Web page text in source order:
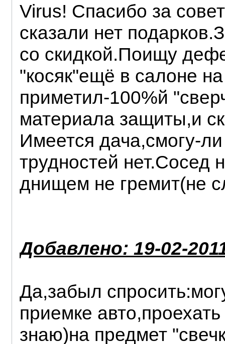
Virus! Спасибо за
сказали нет
со скидкой.Поищу
"косяк"ещё в салоне
приметил-100%й
материала защиты,и
Имеется дача,смогу-
трудностей нет.Сосед
днищем не гремит(не
Добавлено: 19-02-
Да,забыл
приемке
знаю)на предмет